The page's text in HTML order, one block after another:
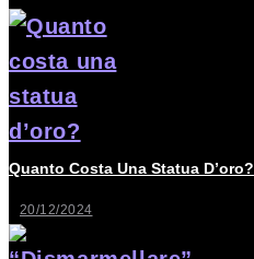
Quanto Costa Una Statua D’oro?
20/12/2024